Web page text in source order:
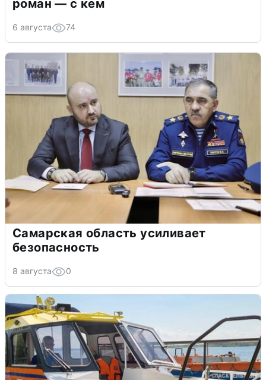
роман — с кем
6 августа 74
Самарская область усиливает
безопасность
8 августа 0